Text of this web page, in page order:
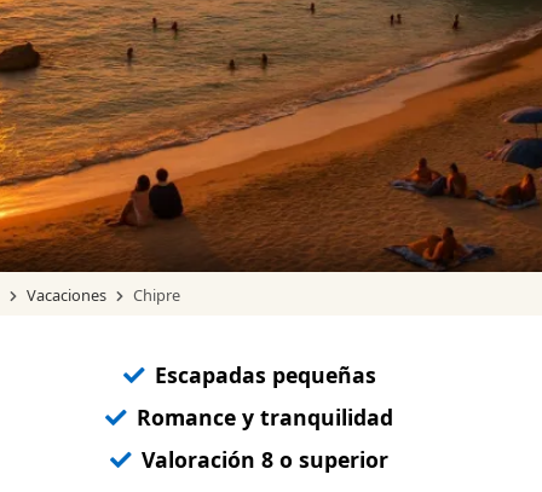
Vacaciones Chipre
Escapadas pequeñas
Romance y tranquilidad
Valoración 8 o superior